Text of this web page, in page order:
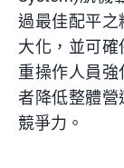
過最佳配平之
大化，並可
重操作人員
者降低整體營
競爭力。